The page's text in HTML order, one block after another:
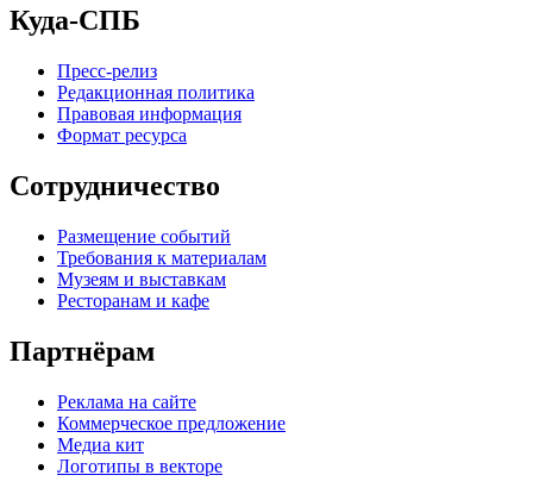
Куда-СПБ
Пресс-релиз
Редакционная политика
Правовая информация
Формат ресурса
Сотрудничество
Размещение событий
Требования к материалам
Музеям и выставкам
Ресторанам и кафе
Партнёрам
Реклама на сайте
Коммерческое предложение
Медиа кит
Логотипы в векторе